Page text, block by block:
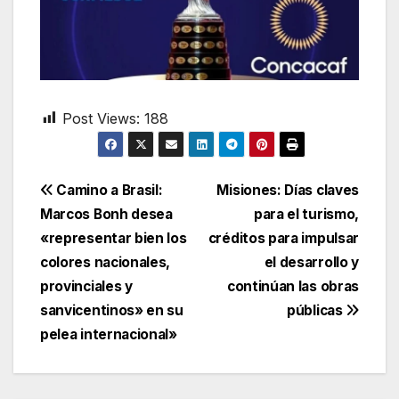
Post Views: 188
Navegación
de
entradas
Misiones: Días claves
para el turismo,
créditos para impulsar
el desarrollo y
continúan las obras
públicas
Camino a Brasil:
Marcos Bonh desea
«representar bien los
colores nacionales,
provinciales y
sanvicentinos» en su
pelea internacional»